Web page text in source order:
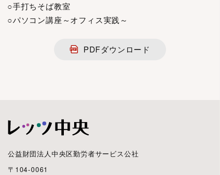
○手打ちそば教室
○パソコン講座～オフィス実践～
PDFダウンロード
公益財団法人中央区勤労者サービス公社
〒104-0061